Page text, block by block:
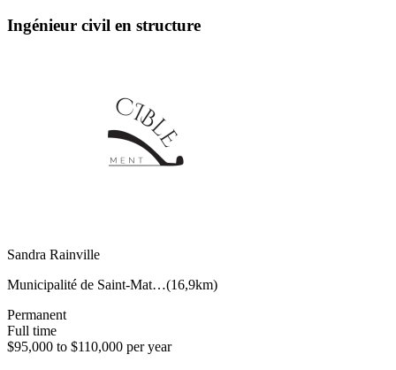
Ingénieur civil en structure
Sandra Rainville
Municipalité de Saint-Mat…(16,9km)
Permanent
Full time
$95,000 to $110,000 per year